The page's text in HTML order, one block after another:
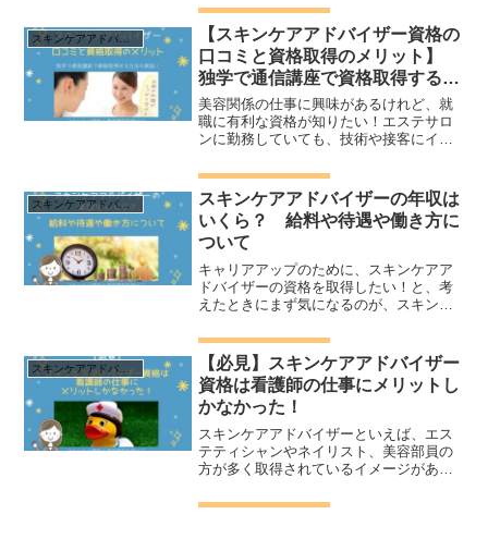
容関係の職業に就いているのなら、ぜひ
取得しておきたい資格ですよね。ただ、
気になるのが年会費。資格取...
スキンケアアドバイザー 口コミ メリット 独学
【スキンケアアドバイザー資格の
口コミと資格取得のメリット】
独学で通信講座で資格取得する方
法も解説！
美容関係の仕事に興味があるけれど、就
職に有利な資格が知りたい！エステサロ
ンに勤務していても、技術や接客にイマ
ケアに差をつけたい！というお悩みはあ
りませんか？スキンケアは多くの女性に
とって、興味深い話題です...
スキンケアアドバイザー 口コミ メリット 独学
スキンケアアドバイザーの年収は
いくら？ 給料や待遇や働き方に
ついて
キャリアアップのために、スキンケアア
ドバイザーの資格を取得したい！と、考
えたときにまず気になるのが、スキンケ
しょうか。どうせ資格を取るのなら、今
よりももっと恵まれた環境で働きたいで
すよね。福利厚生の充実な...
スキンケアアドバイザー 口コミ メリット 独学
【必見】スキンケアアドバイザー
資格は看護師の仕事にメリットし
かなかった！
スキンケアアドバイザーといえば、エス
テティシャンやネイリスト、美容部員の
方が多く取得されているイメージがあり
ーは、お客様のお肌に直接触れたり、お